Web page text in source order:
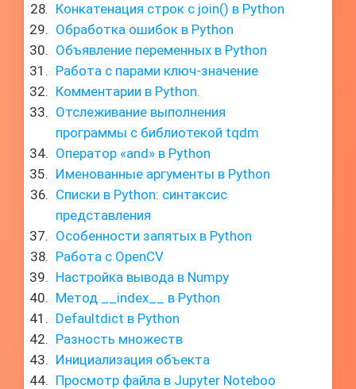
Конкатенация строк с join() в Python
Обработка ошибок в Python
Объявление переменных в Python
Работа с парами ключ-значение
Комментарии в Python.
Отслеживание выполнения
программы с библиотекой tqdm
Оператор «and» в Python
Именованные аргументы в Python
Списки в Python: синтаксис
представления
Особенности запятых в Python
Работа с OpenCV
Настройка вывода в Numpy
Метод __index__ в Python
Defaultdict в Python
Разность множеств
Инициализация объекта
Просмотр файла в Jupyter Noteboo